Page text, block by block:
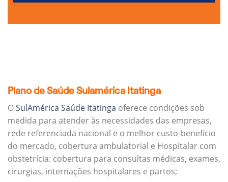
Plano de Saúde Sulamérica Itatinga
OSulAmérica Saúde Itatinga oferece condições sob
medida para atender às necessidades das empresas,
rede referenciada nacional e o melhor custo-benefício
do mercado, cobertura ambulatorial e Hospitalar com
obstetrícia: cobertura para consultas médicas, exames,
cirurgias, internações hospitalares e partos;